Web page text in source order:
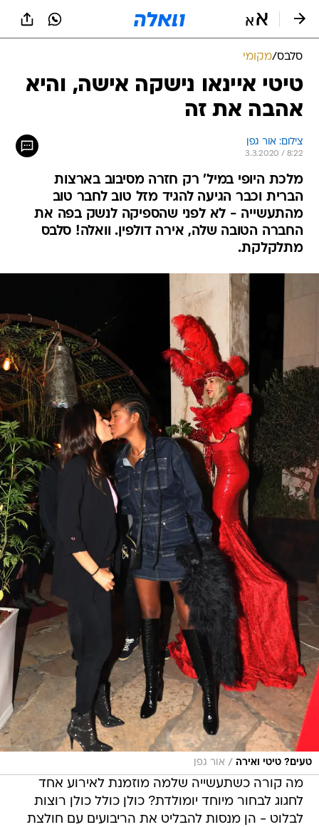
סלבס/מקומי
טיטי איינאו נישקה אישה, והיא
אהבה את זה
צילום: אור גפן
3.3.2020 / 8:22
מלכת היופי במיל' רק חזרה מסיבוב בארצות
הברית וכבר הגיעה להגיד מזל טוב לחבר טוב
מהתעשייה - לא לפני שהספיקה לנשק בפה את
החברה הטובה שלה, אירה דולפין. וואלה! סלבס
מתלקלקת.
טעים? טיטי ואירה / אור גפן
מה קורה כשתעשייה שלמה מוזמנת לאירוע אחד
לחגוג לבחור מיוחד יומולדת? כולן כולל כולן רוצות
לבלוט - הן מנסות להבליט את הריבועים עם חולצת